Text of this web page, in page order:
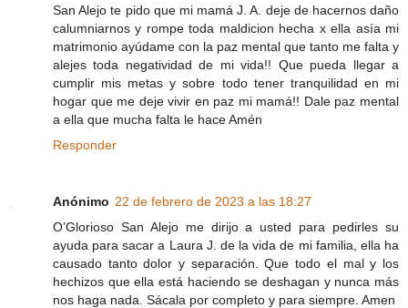
San Alejo te pido que mi mamá J. A. deje de hacernos daño
calumniarnos y rompe toda maldicion hecha x ella asía mi
matrimonio ayúdame con la paz mental que tanto me falta y
alejes toda negatividad de mi vida!! Que pueda llegar a
cumplir mis metas y sobre todo tener tranquilidad en mi
hogar que me deje vivir en paz mi mamá!! Dale paz mental
a ella que mucha falta le hace Amén
Responder
Anónimo 22 de febrero de 2023 a las 18:27
O’Glorioso San Alejo me dirijo a usted para pedirles su
ayuda para sacar a Laura J. de la vida de mi familia, ella ha
causado tanto dolor y separación. Que todo el mal y los
hechizos que ella está haciendo se deshagan y nunca más
nos haga nada. Sácala por completo y para siempre. Amen